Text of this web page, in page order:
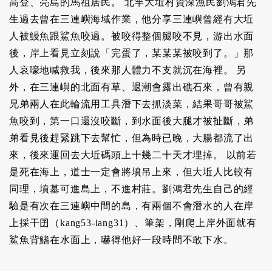
生過去曾在三連嶼海域作業，他分享三連嶼曾經有大坵
人被鰻魚跟鯊魚咬過。被咬得整個腿咬不見，游出水面
後，岸上看見立刻說「完蛋了，某某某被咬到了。」那
人哀嚎地喊救我，後來那人體力不支就沉在海裡。 另
外，在三連嶼的北面有草、退潮會露出礁石來，曾有親
兄弟兩人在此輪流用工具潛下去抓淡菜，結果哥哥被鯊
魚咬到，第一口還沒咬斷，到水面後大腿才被扯斷，弟
弟看見後趕緊跳下去幫忙，但為時已晚，大腸都流了出
來，後來運回去大坵碼頭上十幾二十天才埋掉。 以前若
是死在海上，道士一定會將墳吊上來，但大坵人比較有
同理，墳墓可進島上，不進村莊。劉鴻君先生自己的經
驗是有次在三連嶼中間的島，有兩個不會潛水的人在岸
上採干囝（kang53-iang31）、筆架，剛爬上岸外面就有
鯊魚背鰭在水面上，嚇得他好一段時間不敢下水。